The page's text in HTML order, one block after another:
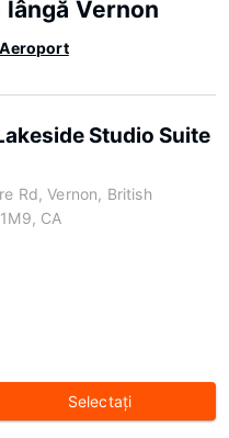
Vernon
Studio Suite
Rd, Vernon, British
CA
Selectaţi